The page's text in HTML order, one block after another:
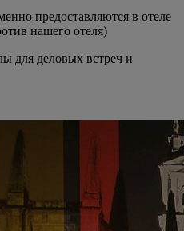
предоставляются в отеле
нашего отеля)
для деловых встреч и